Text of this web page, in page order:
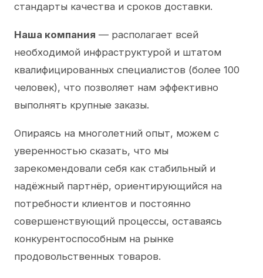
стандарты качества и сроков доставки.
Наша компания — располагает всей
необходимой инфраструктурой и штатом
квалифицированных специалистов (более 100
человек), что позволяет нам эффективно
выполнять крупные заказы.
Опираясь на многолетний опыт, можем с
уверенностью сказать, что мы
зарекомендовали себя как стабильный и
надёжный партнёр, ориентирующийся на
потребности клиентов и постоянно
совершенствующий процессы, оставаясь
конкурентоспособным на рынке
продовольственных товаров.